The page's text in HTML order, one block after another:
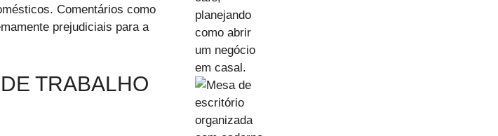
Comentários como
prejudiciais para a
TRABALHO